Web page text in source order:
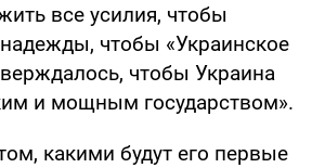
все усилия, чтобы
чтобы «Украинское
чтобы Украина
и мощным государством».
какими будут его первые